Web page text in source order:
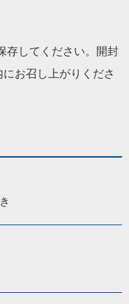
してください。開封
お召し上がりくださ